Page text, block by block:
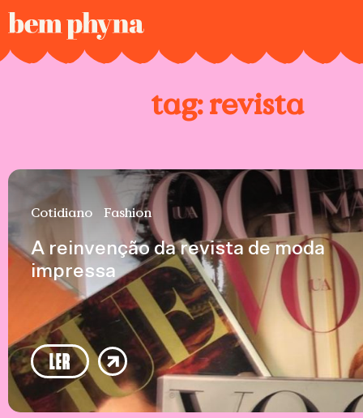
tag:revista
Cotidiano Fashion
A reinvenção da revista de moda
impressa
LER